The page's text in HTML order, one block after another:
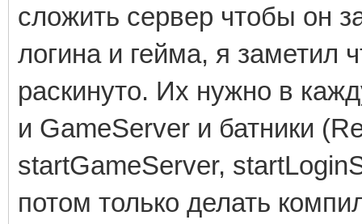
сложить сервер чтобы он
логина и гейма, я заметил
раскинуто. Их нужно в
и GameServer и батники
startGameServer,
потом только делать